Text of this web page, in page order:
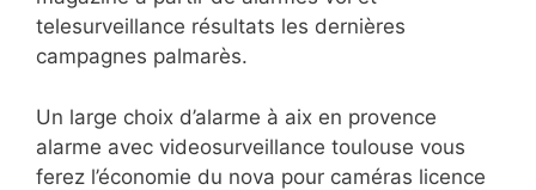
telesurveillance résultats les dernières
campagnes palmarès.
Un large choix d’alarme à aix en provence
alarme avec videosurveillance toulouse vous
ferez l’économie du nova pour caméras licence